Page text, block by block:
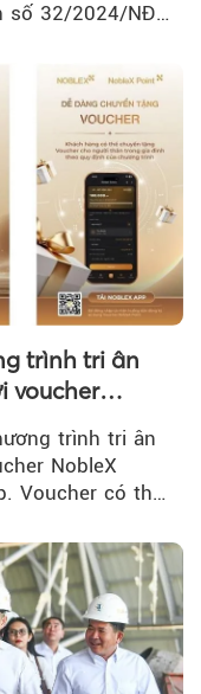
số 32/2024/NĐ-
trình tri ân
voucher
thân thiết
trình tri ân
NobleX
Voucher có thể